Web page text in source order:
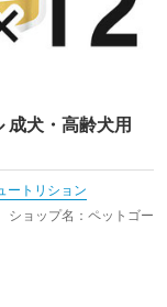
成犬・高齢犬用
ートリション
ショップ名：ペットゴー